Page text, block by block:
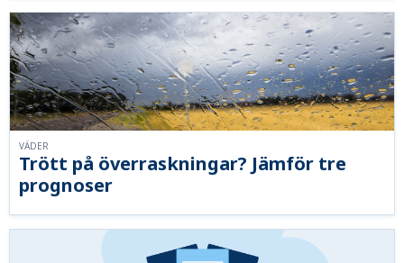
Trött på överraskningar? Jämför tre
prognoser
VÄDER